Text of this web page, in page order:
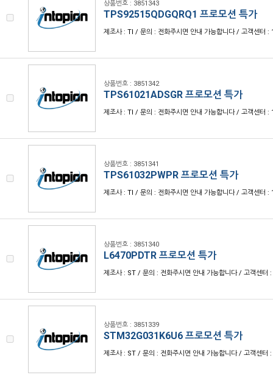
상품번호 : 3851343
TPS92515QDGQRQ1 프로모션 특가
제조사 : TI / 문의 : 전화주시면 안내 가능합니다 / 고객센터 :
상품번호 : 3851342
TPS61021ADSGR 프로모션 특가
제조사 : TI / 문의 : 전화주시면 안내 가능합니다 / 고객센터 :
상품번호 : 3851341
TPS61032PWPR 프로모션 특가
제조사 : TI / 문의 : 전화주시면 안내 가능합니다 / 고객센터 :
상품번호 : 3851340
L6470PDTR 프로모션 특가
제조사 : ST / 문의 : 전화주시면 안내 가능합니다 / 고객센터
상품번호 : 3851339
STM32G031K6U6 프로모션 특가
제조사 : ST / 문의 : 전화주시면 안내 가능합니다 / 고객센터